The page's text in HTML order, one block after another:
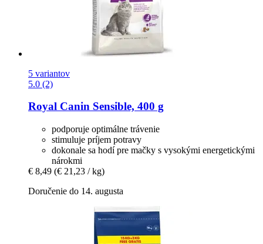
5 variantov
5.0 (2)
Royal Canin Sensible, 400 g
podporuje optimálne trávenie
stimuluje príjem potravy
dokonale sa hodí pre mačky s vysokými energetickými
nárokmi
€ 8,49 (€ 21,23 / kg)
Doručenie do 14. augusta